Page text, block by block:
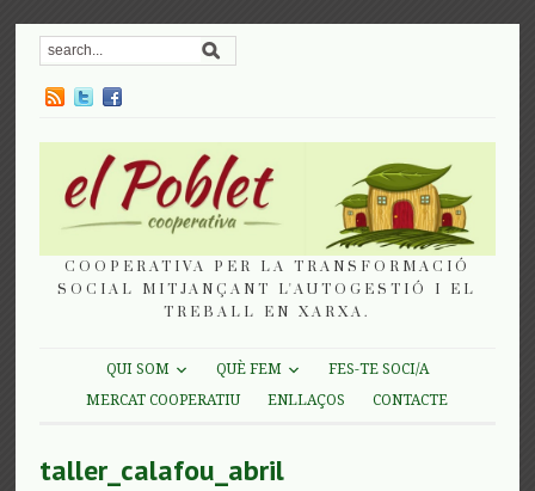
COOPERATIVA PER LA TRANSFORMACIÓ
SOCIAL MITJANÇANT L'AUTOGESTIÓ I EL
TREBALL EN XARXA.
QUI SOM QUÈ FEM
FES-TE SOCI/A
MERCAT COOPERATIU
ENLLAÇOS CONTACTE
taller_calafou_abril